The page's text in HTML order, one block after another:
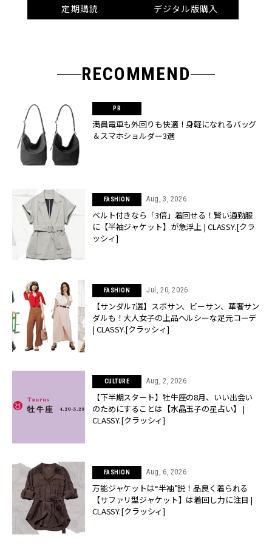
定期購読
デジタル版購入
RECOMMEND
満員電車も外回りも快適！身軽になれるバッグ
＆スマホショルダー3選
FASHION Aug, 3, 2026
ベルト付きなら「3倍」着回せる！賢い通勤服
に【半袖ジャケット】が急浮上 | CLASSY.[クラ
ッシィ]
FASHION Jul, 20, 2026
【サンダル7選】スポサン、ビーサン、華奢サン
ダルも！大人女子の上品ヘルシーな足元コーデ
| CLASSY.[クラッシィ]
CULTURE Aug, 2, 2026
【下半期スタート】牡牛座の8月、いい出会い
のためにすることは【水晶玉子の星占い】 |
CLASSY.[クラッシィ]
FASHION Aug, 6, 2026
万能ジャケットは“半袖”説！品良く着られる
【サファリ型ジャケット】は着回し力に注目 |
CLASSY.[クラッシィ]